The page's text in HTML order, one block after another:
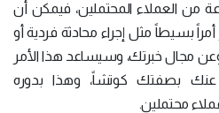
من العملاء المحتملين، فيمكن أن
بسيطاً مثل إجراء محادثة فردية أو
مجال خبرتك، وسيساعد هذا الأمر
عنك بصفتك كوتشاً، وهذا بدوره
محتملين.